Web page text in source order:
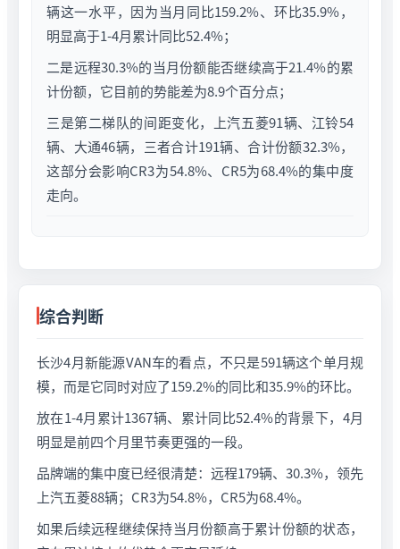
辆这一水平，因为当月同比159.2%、环比35.9%，
明显高于1-4月累计同比52.4%；
二是远程30.3%的当月份额能否继续高于21.4%的累
计份额，它目前的势能差为8.9个百分点；
三是第二梯队的间距变化，上汽五菱91辆、江铃54
辆、大通46辆，三者合计191辆、合计份额32.3%，
这部分会影响CR3为54.8%、CR5为68.4%的集中度
走向。
综合判断
长沙4月新能源VAN车的看点，不只是591辆这个单月规
模，而是它同时对应了159.2%的同比和35.9%的环比。
放在1-4月累计1367辆、累计同比52.4%的背景下，4月
明显是前四个月里节奏更强的一段。
品牌端的集中度已经很清楚：远程179辆、30.3%，领先
上汽五菱88辆；CR3为54.8%，CR5为68.4%。
如果后续远程继续保持当月份额高于累计份额的状态，